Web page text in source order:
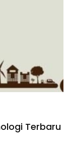
Terbaru